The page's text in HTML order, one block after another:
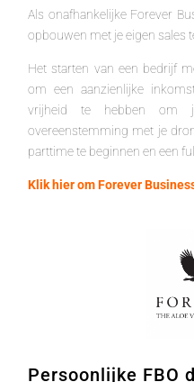
Als onafhankelijke Forever
opbouwen met je eigen sales
Het starten van een bedrijf
om een aanzienlijke
vrijheid te hebben
overeenstemming met je
parttime te beginnen en een
Klik hier om Forever
Persoonlijke FBO